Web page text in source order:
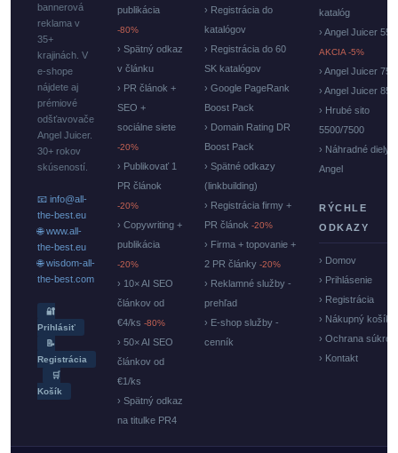
bannerová
reklama v
35+
krajinách. V
e-shope
nájdete aj
prémiové
odšťavovače
Angel Juicer.
30+ rokov
skúseností.
📧 info@all-
the-best.eu
🌐 www.all-
the-best.eu
🌐 wisdom-all-
the-best.com
🔐
Prihlásiť
📝
Registrácia
🛒
Košík
publikácia
-80%
› Spätný odkaz
v článku
› PR článok +
SEO +
sociálne siete
-20%
› Publikovať 1
PR článok
-20%
› Copywriting +
publikácia
-20%
› 10× AI SEO
článkov od
€4/ks -80%
› 50× AI SEO
článkov od
€1/ks
› Spätný odkaz
na titulke PR4
› Registrácia do
katalógov
› Registrácia do 60
SK katalógov
› Google PageRank
Boost Pack
› Domain Rating DR
Boost Pack
› Spätné odkazy
(linkbuilding)
› Registrácia firmy +
PR článok -20%
› Firma + topovanie +
2 PR články -20%
› Reklamné služby -
prehľad
› E-shop služby -
cenník
katalóg
› Angel Juicer
AKCIA -5%
› Angel Juicer
› Angel Juicer
› Hrubé sito
5500/7500
› Náhradné diely
Angel
RÝCHLE
ODKAZY
› Domov
› Prihlásenie
› Registrácia
› Nákupný košík
› Ochrana
› Kontakt